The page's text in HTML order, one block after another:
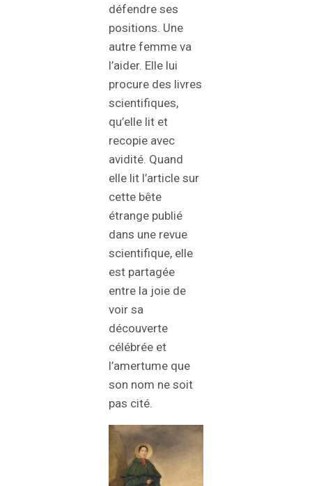
défendre ses
positions. Une
autre femme va
l’aider. Elle lui
procure des livres
scientifiques,
qu’elle lit et
recopie avec
avidité. Quand
elle lit l’article sur
cette bête
étrange publié
dans une revue
scientifique, elle
est partagée
entre la joie de
voir sa
découverte
célébrée et
l’amertume que
son nom ne soit
pas cité.